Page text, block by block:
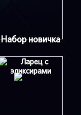
Набор новичка